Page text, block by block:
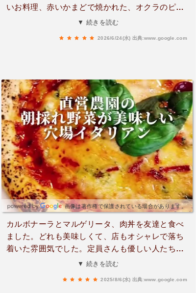
いお料理、赤いかまどで焼かれた、オクラのピザ
も凄く美味しかったです。特にお野菜が新鮮で美
良さについついラストオーダーの時間まで…お世
話になりました。ランチもあるようですのでま
た、行きま～す。
▼ 続きを読む
2026/6/24(水) 出典:www.google.com
画像は著作権で保護されている場合があります。
カルボナーラとマルゲリータ、肉丼を友達と食べ
ました。どれも美味しくて、店もオシャレで落ち
着いた雰囲気でした。定員さんも優しい人たちば
かりです。またほかのメニューも食べたいので行
▼ 続きを読む
2025/8/6(水) 出典:www.google.com